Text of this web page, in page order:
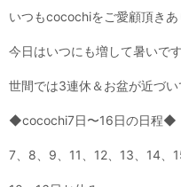
いつもcocochiをご愛顧頂きあ
今日はいつにも増して暑いで
世間では3連休＆お盆が近づい
◆cocochi7日〜16日の日程◆
7、8、9、11、12、13、14、